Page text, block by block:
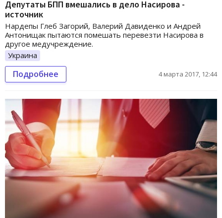
Депутаты БПП вмешались в дело Насирова -
источник
Нардепы Глеб Загорий, Валерий Давиденко и Андрей
Антонищак пытаются помешать перевезти Насирова в
другое медучреждение.
Украина
Подробнее 4 марта 2017, 12:44